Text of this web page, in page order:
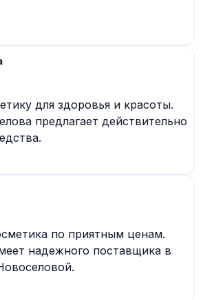
для здоровья и красоты.
предлагает действительно
по приятным ценам.
надежного поставщика в